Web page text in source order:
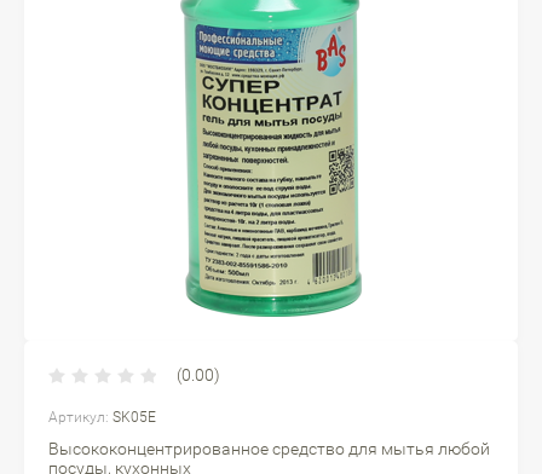
(0.00)
Артикул: SK05E
Высококонцентрированное средство для мытья любой
посуды, кухонных